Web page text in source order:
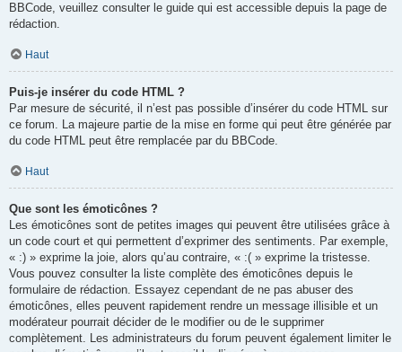
BBCode, veuillez consulter le guide qui est accessible depuis la page de
rédaction.
Haut
Puis-je insérer du code HTML ?
Par mesure de sécurité, il n’est pas possible d’insérer du code HTML sur
ce forum. La majeure partie de la mise en forme qui peut être générée par
du code HTML peut être remplacée par du BBCode.
Haut
Que sont les émoticônes ?
Les émoticônes sont de petites images qui peuvent être utilisées grâce à
un code court et qui permettent d’exprimer des sentiments. Par exemple,
« :) » exprime la joie, alors qu’au contraire, « :( » exprime la tristesse.
Vous pouvez consulter la liste complète des émoticônes depuis le
formulaire de rédaction. Essayez cependant de ne pas abuser des
émoticônes, elles peuvent rapidement rendre un message illisible et un
modérateur pourrait décider de le modifier ou de le supprimer
complètement. Les administrateurs du forum peuvent également limiter le